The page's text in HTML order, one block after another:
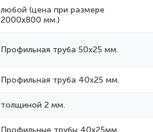
любой (цена при размере
2000x800 мм.)
Профильная труба 50х25 мм.
Профильная труба 40х25 мм.
толщиной 2 мм.
Профильные трубы 40х25мм